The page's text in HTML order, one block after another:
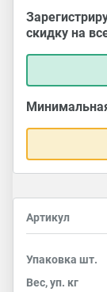
скидку на
Артикул
Упаковка шт.
Вес, уп. кг